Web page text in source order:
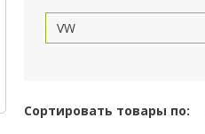
Сортировать товары по: